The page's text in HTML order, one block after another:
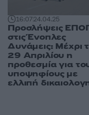
16:0724.04.25
Προσλήψεις
στις Ένοπλες
Δυνάμεις: Μέχρι
29 Απριλίου η
προθεσμία για
υποψηφίους με
ελλιπή